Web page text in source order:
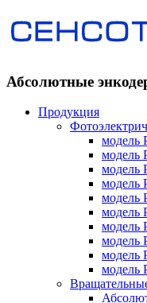
Абсолютные
Продукция
модель
модель
модель
модель
модель
модель
модель
модель
модель
модель